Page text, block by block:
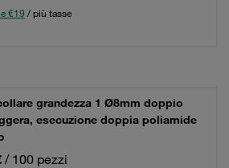
€19 / più tasse
grandezza 1 Ø8mm doppio
esecuzione doppia poliamide
/ 100 pezzi